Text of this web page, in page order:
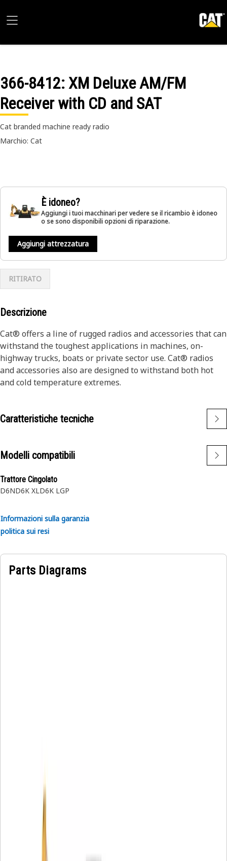
366-8412: XM Deluxe AM/FM
Receiver with CD and SAT
Cat branded machine ready radio
Marchio: Cat
È idoneo?
Aggiungi i tuoi macchinari per vedere se il ricambio è idoneo
o se sono disponibili opzioni di riparazione.
Aggiungi attrezzatura
RITIRATO
Descrizione
Cat® offers a line of rugged radios and accessories that can
withstand the toughest applications in machines, on-
highway trucks, boats or private sector use. Cat® radios
and accessories also are designed to withstand both hot
and cold temperature extremes.
Caratteristiche tecniche
Modelli compatibili
Trattore Cingolato
D6ND6K XLD6K LGP
Informazioni sulla garanzia
politica sui resi
Parts Diagrams